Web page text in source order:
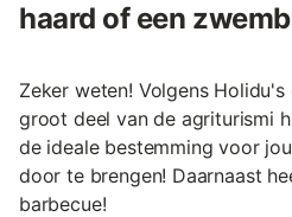
haard of een
Zeker weten! Volgens
groot deel van de agriturismi
de ideale bestemming voor
door te brengen! Daarnaast
barbecue!